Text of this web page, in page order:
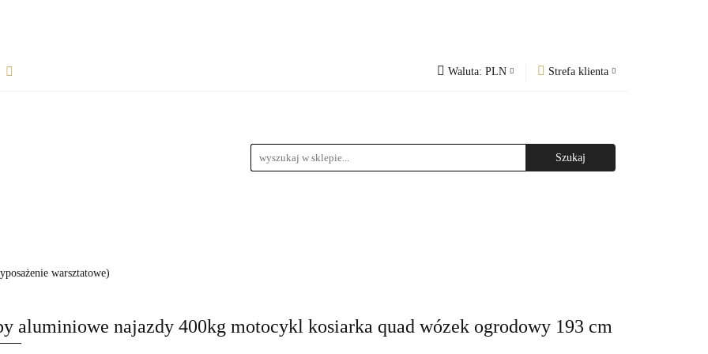
Waluta: PLN Strefa klienta
Dodaj zgłoszenie
BLOG
Rozpocznij współpracę
warsztatowe)
aluminiowe najazdy 400kg motocykl kosiarka quad wózek ogrodowy 193 cm